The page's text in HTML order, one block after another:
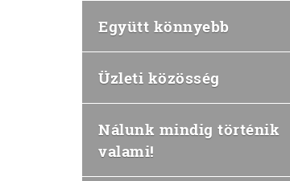
Együtt könnyebb
Üzleti közösség
Nálunk mindig történik
valami!